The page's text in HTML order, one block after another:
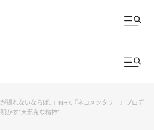
が撮れないならば…」NHK『ネコメンタリー』プロデ
かす“天邪鬼な精神”